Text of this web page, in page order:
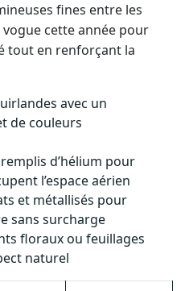
fines entre les
cette année pour
tout en renforçant la
avec un
de couleurs
d’hélium pour
l’espace aérien
et métallisés pour
sans surcharge
floraux ou feuillages
naturel